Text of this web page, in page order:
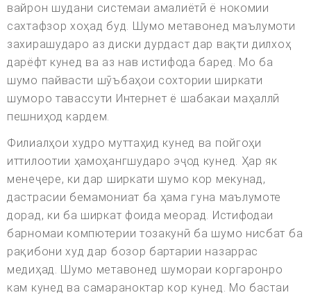
вайрон шудани системаи амалиётӣ ё нокомии
сахтафзор хоҳад буд. Шумо метавонед маълумоти
захирашударо аз диски дурдаст дар вақти дилхоҳ
дарёфт кунед ва аз нав истифода баред. Мо ба
шумо пайвасти шӯъбаҳои сохтории ширкати
шуморо тавассути Интернет ё шабакаи маҳаллӣ
пешниҳод кардем.
Филиалҳои худро муттаҳид кунед ва пойгоҳи
иттилоотии ҳамоҳангшударо эҷод кунед. Ҳар як
менеҷере, ки дар ширкати шумо кор мекунад,
дастрасии бемамониат ба ҳама гуна маълумоте
дорад, ки ба ширкат фоида меорад. Истифодаи
барномаи компютерии тозакунӣ ба шумо нисбат ба
рақибони худ дар бозор бартарии назаррас
медиҳад. Шумо метавонед шумораи коргаронро
кам кунед ва самараноктар кор кунед. Мо бастаи